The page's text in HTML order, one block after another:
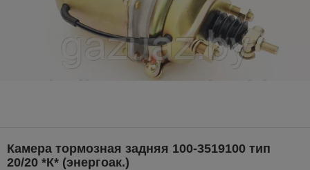
Камера тормозная задняя 100-3519100 тип
20/20 *К* (энергоак.)